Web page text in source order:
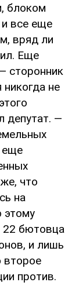
блоком
и все еще
вряд ли
Еще
сторонник
не
депутат. —
еще
что
на
этому
22 бютовца
и лишь
второе
против.